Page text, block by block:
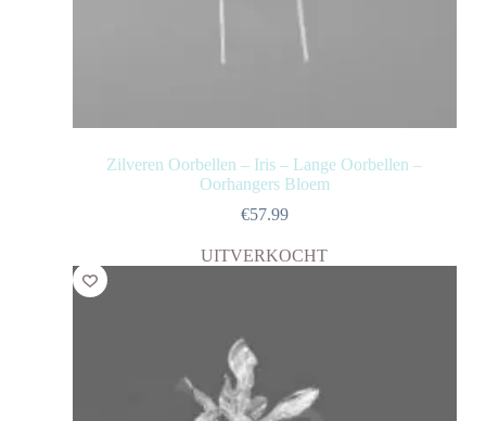
Zilveren Oorbellen – Iris – Lange Oorbellen –
Oorhangers Bloem
€57.99
UITVERKOCHT